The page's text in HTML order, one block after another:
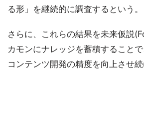
る形」を継続的に調査するという。
さらに、これらの結果を未来仮説
カモンにナレッジを蓄積すること
コンテンツ開発の精度を向上させ続